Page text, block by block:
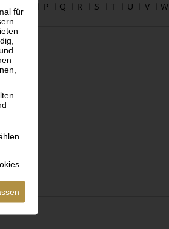
für
N P Q R S T U V W